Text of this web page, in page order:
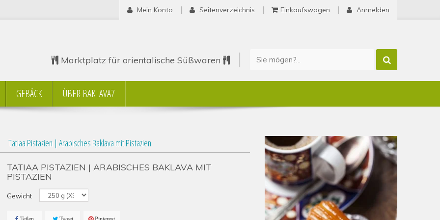
Mein Konto Seitenverzeichnis Einkaufswagen Anmelden
Marktplatz für orientalische Süßwaren
GEBÄCK ÜBER BAKLAVA7
Tatiaa Pistazien | Arabisches Baklava mit Pistazien
TATIAA PISTAZIEN | ARABISCHES BAKLAVA MIT
PISTAZIEN
Gewicht